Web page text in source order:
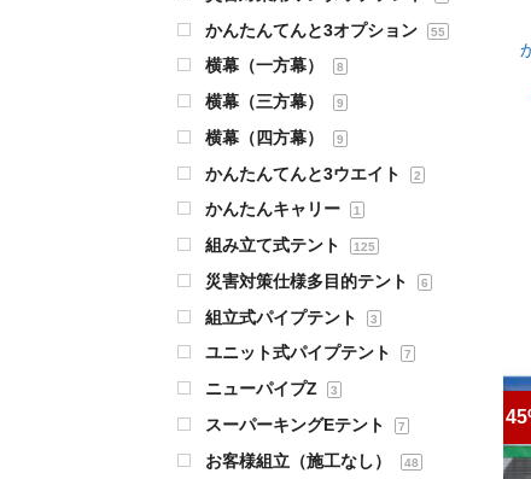
かんたんてんと3オプション 55
横幕（一方幕） 8
横幕（三方幕） 9
横幕（四方幕） 9
かんたんてんと3ウエイト 2
かんたんキャリー 1
組み立て式テント 125
災害対策仕様多目的テント 6
組立式パイプテント 3
ユニット式パイプテント 7
ニューパイプZ 3
スーパーキングEテント 7
お客様組立（施工なし） 48